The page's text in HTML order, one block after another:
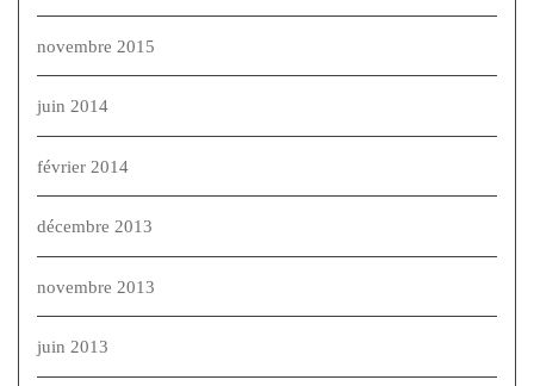
novembre 2015
juin 2014
février 2014
décembre 2013
novembre 2013
juin 2013